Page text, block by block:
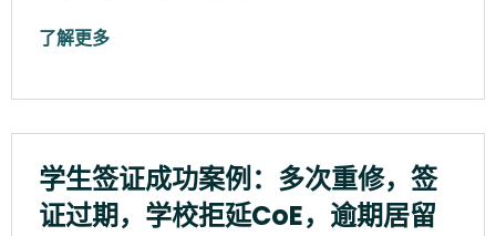
了解更多
学生签证成功案例：多次重修，签
证过期，学校拒延CoE，逾期居留